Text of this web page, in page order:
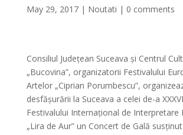
May 29, 2017| Noutati | 0 comments
Consiliul Județean Suceava și Centrul
„Bucovina”, organizatorii Festivalului
Artelor „Ciprian Porumbescu”,
desfășurării la Suceava a celei de-a
Festivalului Internațional de Interpretare
„Lira de Aur” un Concert de Gală